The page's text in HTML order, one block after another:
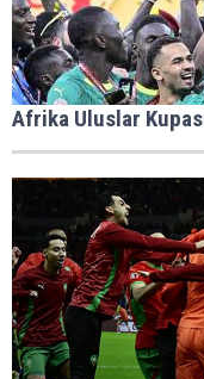
Afrika Uluslar